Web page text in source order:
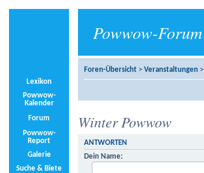
Powwow-Forum
Lexikon
Powwow-
Kalender
Forum
Powwow-
Report
Galerie
Suche & Biete
Foren-Übersicht > Veranstaltungen >
Winter Powwow
ANTWORTEN
Dein Name: